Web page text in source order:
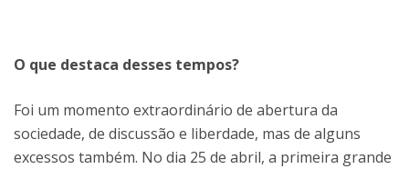
O que destaca desses tempos?
Foi um momento extraordinário de abertura da
sociedade, de discussão e liberdade, mas de alguns
excessos também. No dia 25 de abril, a primeira grande